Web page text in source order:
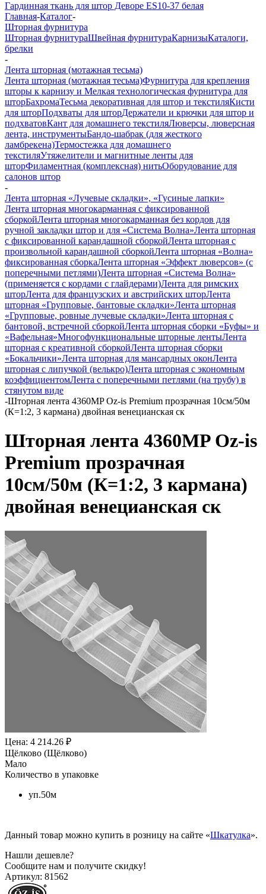
Гардинная ткань для штор Деворе ES10-37 белая
Главная-Каталог-
Шторная фурнитура
Шторная фурнитураШвейная фурнитураКарнизыКаталоги,
брелки
-
Лента шторная (мотажная тесьма)
Лента шторная (мотажная тесьма)Фурнитура для крепления
шторы к карнизу и Мелкая технологическая фурнитура для
шторБахромаТесьма декоративная для штор и текстиляКисти
для шторПодхваты для шторДержатели и крючки для штор и
подхватовКант для домашнего текстиляЛюверсы, люверсная
лента, инструментыБандо-шабрак (для жесткого
ламбрекена)Термостежка для домашнего
текстиляУтяжелители и магнитные ленты для
шторФиламентная (комплексная) нитьОборудование для
салонов штор
-
Лента шторная «Лучевые складки», «Гусиные лапки»
Лента шторная многокарманная с фиксированной
сборкойЛента шторная многокарманная без кордов для
ручной закладки штор и для «Система Волна»Лента шторная
с фиксированной карандашной сборкойЛента шторная с
произвольной карандашной сборкойЛента шторная «Волна»
фиксированная сборкаЛента шторная «Эффект люверсов» (с
поперечными петлями)Лента шторная «Система Волна»
(применяется с кордами с глайдерами)Лента для римских
шторЛента для французских и австрийских шторЛента
шторная «Групповые, бантовые складки»Лента шторная
«Групповые, ровные лучевые складки»Лента шторная с
бантовой, встречной сборкойЛента шторная сборки «Буфы» и
«Вафельная»Многофункциональные шторные лентыЛента
шторная с креативной сборкойЛента шторная сборки
«Бокальчики»Лента шторная для мансардных оконЛента
шторная с липучкой (велькро)Лента шторная с экономным
коэффициентомЛента с поперечными петлями (на трубу) в
стянутом виде
-Шторная лента 4360MP Oz-is Premium прозрачная 10см/50м
(К=1:2, 3 кармана) двойная венецианская ск
Шторная лента 4360MP Oz-is
Premium прозрачная
10см/50м (К=1:2, 3 кармана)
двойная венецианская ск
Цена: 4 214.26 ₽
Щёлково (Щёлково)
Мало
Количество в упаковке
уп.50м
Данный товар можно купить в розницу на сайте «Шкатулка».
Нашли дешевле?
Сообщите нам и получите скидку!
Артикул: 81562